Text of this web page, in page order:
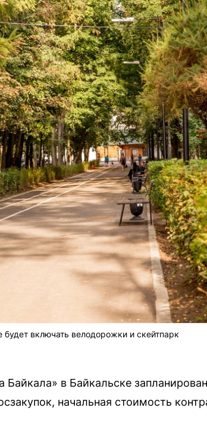
включать велодорожки и скейтпарк
в Байкальске
начальная стоимость